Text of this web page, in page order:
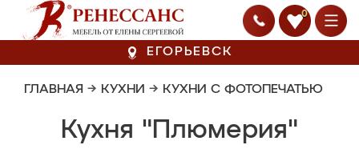
0
ЕГОРЬЕВСК
ГЛАВНАЯ → КУХНИ → КУХНИ С ФОТОПЕЧАТЬЮ
Кухня "Плюмерия"